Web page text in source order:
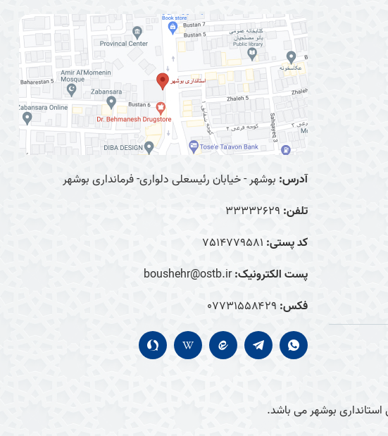
آدرس: بوشهر - خیابان رئیسعلی دلواری- فرمانداری بوشهر
تلفن: 33332629
کد پستی: 7514779581
پست الکترونیک:boushehr@ostb.ir
فکس: 0۷۷۳۱۵۵۸۴۲۹
بوشهر می باشد.